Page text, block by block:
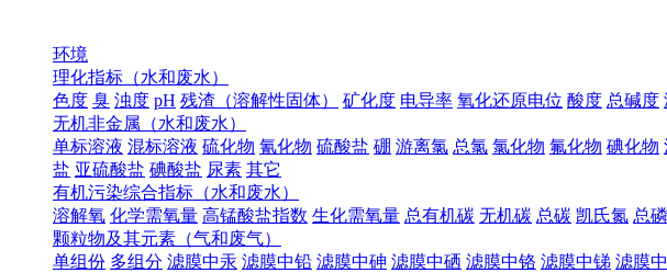
环境
理化指标（水和废水）
色度 臭 浊度 pH 残渣（溶解性固体） 矿化度 电导率 氧化还原电位 酸度 总碱度
无机非金属（水和废水）
单标溶液 混标溶液 硫化物 氰化物 硫酸盐 硼 游离氯 总氯 氯化物 氟化物 碘化物
盐 亚硫酸盐 碘酸盐 尿素 其它
有机污染综合指标（水和废水）
溶解氧 化学需氧量 高锰酸盐指数 生化需氧量 总有机碳 无机碳 总碳 凯氏氮 总磷
颗粒物及其元素（气和废气）
单组份 多组分 滤膜中汞 滤膜中铅 滤膜中砷 滤膜中硒 滤膜中铬 滤膜中锑 滤膜